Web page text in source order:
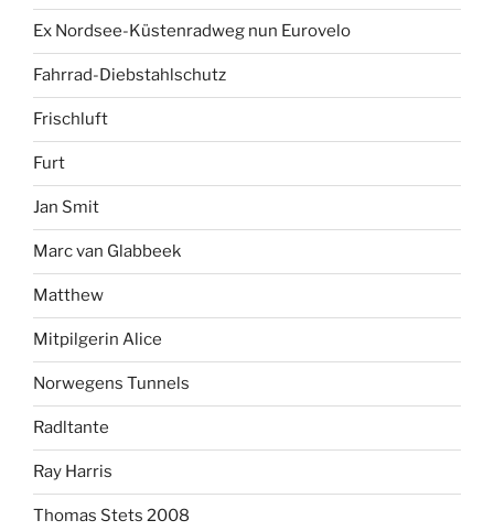
Ex Nordsee-Küstenradweg nun Eurovelo
Fahrrad-Diebstahlschutz
Frischluft
Furt
Jan Smit
Marc van Glabbeek
Matthew
Mitpilgerin Alice
Norwegens Tunnels
Radltante
Ray Harris
Thomas Stets 2008